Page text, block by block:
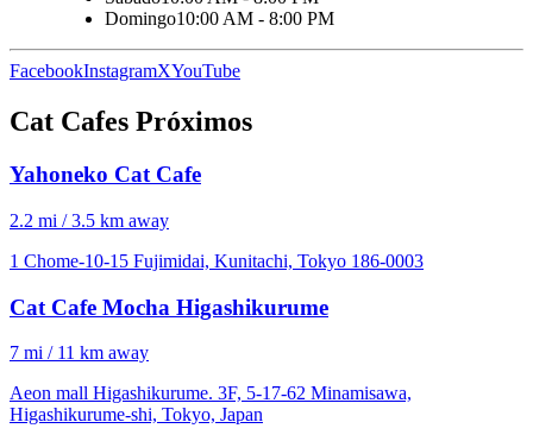
Domingo10:00 AM - 8:00 PM
FacebookInstagramXYouTube
Cat Cafes Próximos
Yahoneko Cat Cafe
2.2 mi / 3.5 km away
1 Chome-10-15 Fujimidai, Kunitachi, Tokyo 186-0003
Cat Cafe Mocha Higashikurume
7 mi / 11 km away
Aeon mall Higashikurume. 3F, 5-17-62 Minamisawa,
Higashikurume-shi, Tokyo, Japan